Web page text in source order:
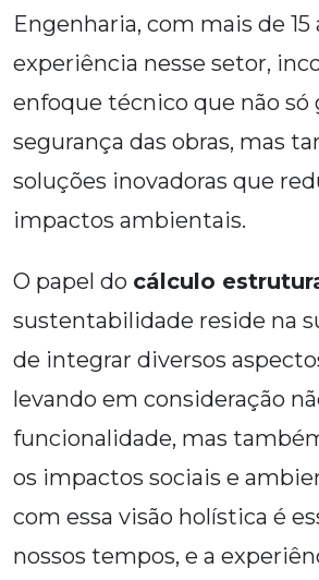
Engenharia, com mais de 15
experiência nesse setor,
enfoque técnico que não só
segurança das obras, mas
soluções inovadoras que
impactos ambientais.
O papel do cálculo
sustentabilidade reside na
de integrar diversos
levando em consideração
funcionalidade, mas
os impactos sociais e
com essa visão holística é
nossos tempos, e a